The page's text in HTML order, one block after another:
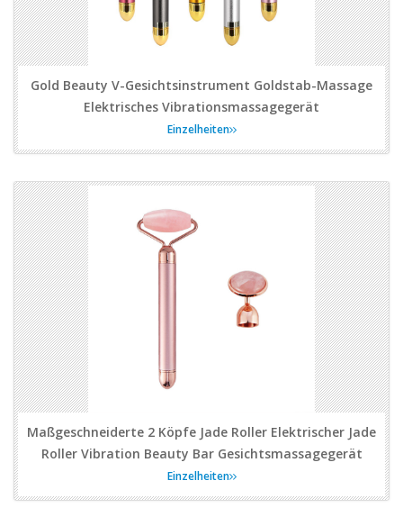
Gold Beauty V-Gesichtsinstrument Goldstab-Massage
Elektrisches Vibrationsmassagegerät
Einzelheiten
Maßgeschneiderte 2 Köpfe Jade Roller Elektrischer Jade
Roller Vibration Beauty Bar Gesichtsmassagegerät
Einzelheiten